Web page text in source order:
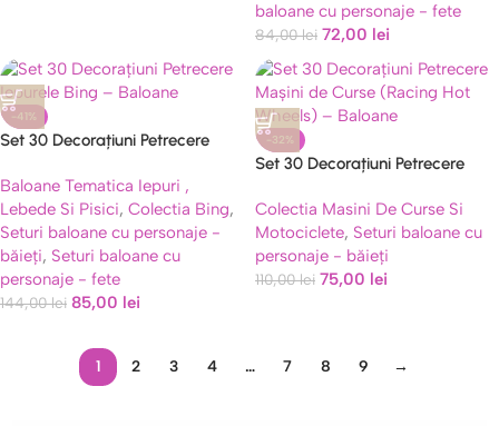
baloane cu personaje - fete
84,00lei 72,00 lei
-41%
Set 30 Decorațiuni Petrecere
și Toppere Tort
Baloane Tematica Iepuri ,
Lebede Si Pisici, Colectia Bing,
Seturi baloane cu personaje -
băieți, Seturi baloane cu
personaje - fete
144,00lei 85,00 lei
-32%
Set 30 Decorațiuni Petrecere
Wheels) – Baloane, Banner și
Toppere
Colectia Masini De Curse Si
Motociclete, Seturi baloane cu
personaje - băieți
110,00lei 75,00 lei
1 2 3 4 … 7 8 9 →